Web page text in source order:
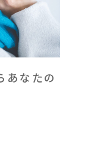
あなたの